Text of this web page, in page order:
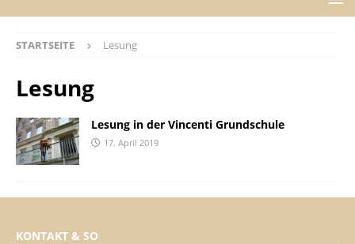
STARTSEITE Lesung
Lesung
Lesung in der Vincenti Grundschule
17. April 2019
KONTAKT & SO